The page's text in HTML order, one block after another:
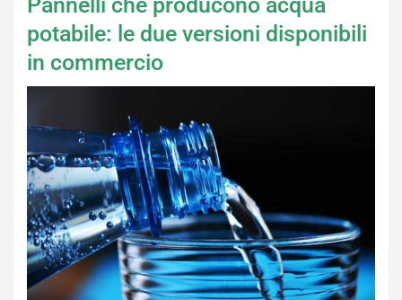
potabile: le due versioni disponibili
in commercio